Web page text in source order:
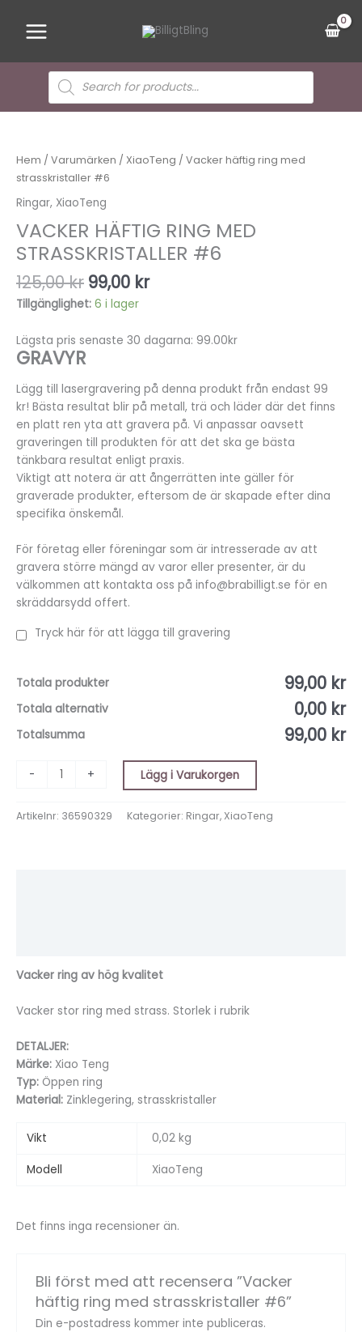
innehållMenu
Sök
efter
produkter
Hem / Varumärken / XiaoTeng / Vacker häftig ring med
strasskristaller #6
Ringar, XiaoTeng
VACKER HÄFTIG RING MED
STRASSKRISTALLER #6
125,00kr
Det
priset
var:
99,00 kr
Det
priset
Tillgänglighet: 6 i lager
Lägsta pris senaste 30 dagarna: 99.00kr
GRAVYR
Lägg till lasergravering på denna produkt från endast 99
kr! Bästa resultat blir på metall, trä och läder där det finns
en platt ren yta att gravera på. Vi anpassar oavsett
graveringen till produkten för att det ska ge bästa
tänkbara resultat enligt praxis.
Viktigt att notera är att ångerrätten inte gäller för
graverade produkter, eftersom de är skapade efter dina
specifika önskemål.
För företag eller föreningar som är intresserade av att
gravera större mängd av varor eller presenter, är du
välkommen att kontakta oss på info@brabilligt.se för en
skräddarsydd offert.
Tryck här för att lägga till gravering
Totala produkter 99,00 kr
Totala alternativ 0,00 kr
Totalsumma 99,00 kr
-
ring
med
#6
mängd
+ Lägg i Varukorgen
Artikelnr: 36590329 Kategorier: Ringar, XiaoTeng
Vacker ring av hög kvalitet
Vacker stor ring med strass. Storlek i rubrik
DETALJER:
Märke: Xiao Teng
Typ: Öppen ring
Material: Zinklegering, strasskristaller
Vikt 0,02 kg
Modell XiaoTeng
Det finns inga recensioner än.
Bli först med att recensera ”Vacker
häftig ring med strasskristaller #6”
Din e-postadress kommer inte publiceras.